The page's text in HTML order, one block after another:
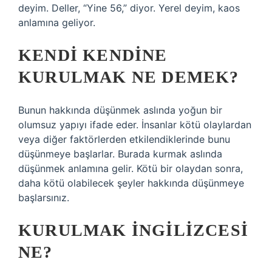
deyim. Deller, “Yine 56,” diyor. Yerel deyim, kaos
anlamına geliyor.
KENDI KENDINE
KURULMAK NE DEMEK?
Bunun hakkında düşünmek aslında yoğun bir
olumsuz yapıyı ifade eder. İnsanlar kötü olaylardan
veya diğer faktörlerden etkilendiklerinde bunu
düşünmeye başlarlar. Burada kurmak aslında
düşünmek anlamına gelir. Kötü bir olaydan sonra,
daha kötü olabilecek şeyler hakkında düşünmeye
başlarsınız.
KURULMAK INGILIZCESI
NE?